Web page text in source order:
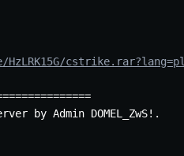
cstrike.rar?lang=pl
by Admin DOMEL_ZwS!.